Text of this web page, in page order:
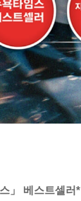
」 베스트셀러*